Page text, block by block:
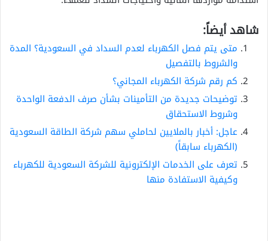
شاهد أيضاً:
متى يتم فصل الكهرباء لعدم السداد في السعودية؟ المدة
والشروط بالتفصيل
كم رقم شركة الكهرباء المجاني؟
توضيحات جديدة من التأمينات بشأن صرف الدفعة الواحدة
وشروط الاستحقاق
عاجل: أخبار بالملايين لحاملي سهم شركة الطاقة السعودية
(الكهرباء سابقاً)
تعرف على الخدمات الإلكترونية للشركة السعودية للكهرباء
وكيفية الاستفادة منها